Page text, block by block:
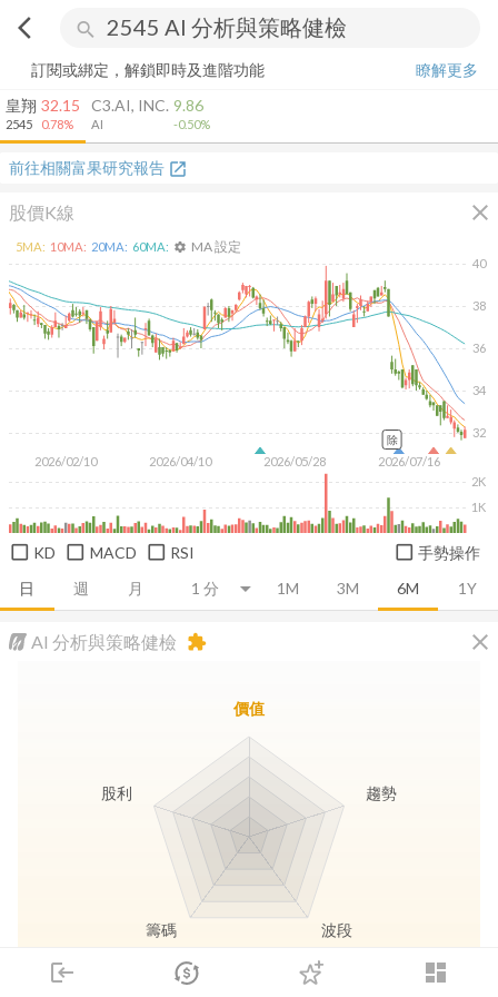
arrow_back_ios search
login dashboard
市場 登入
訂閱或綁定，解鎖即時及進階功能
瞭解更多
皇翔
2545
32.15
0.78%
C3.AI, INC.
AI
9.86
-0.50%
前往相關富果研究報告 open_in_new
股價K線 close
日 週 月 1M 3M 6M 1Y
2026/02/10 2026/04/10 2026/05/28 2026/07/16
32
34
36
38
40
1K
2K
5MA: 10MA: 20MA: 60MA: settings MA 設定
除
KD MACD RSI 手勢操作
AI 分析與策略健檢 close
extension
趨勢動能 波段訊號
價值
趨勢
波段
籌碼
股利